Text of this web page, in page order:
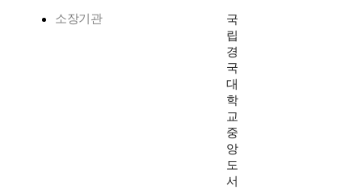
소장기관
국
립
경
국
대
학
교
중
앙
도
서